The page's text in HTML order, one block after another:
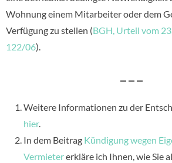
Wohnung einem Mitarbeiter oder dem
Verfügung zu stellen (BGH, Urteil vom
122/06).
– – –
Weitere Informationen zu der
hier.
In dem Beitrag Kündigung wegen
Vermietererkläre ich Ihnen, wie Sie